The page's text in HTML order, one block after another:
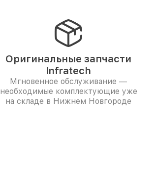
Оригинальные запчасти
Infratech
Мгновенное обслуживание —
необходимые комплектующие уже
на складе в Нижнем Новгороде